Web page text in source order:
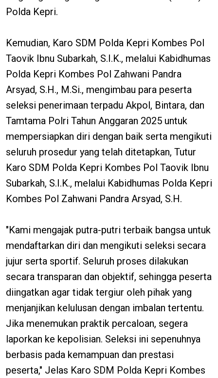
Polda Kepri.
Kemudian, Karo SDM Polda Kepri Kombes Pol
Taovik Ibnu Subarkah, S.I.K., melalui Kabidhumas
Polda Kepri Kombes Pol Zahwani Pandra
Arsyad, S.H., M.Si., mengimbau para peserta
seleksi penerimaan terpadu Akpol, Bintara, dan
Tamtama Polri Tahun Anggaran 2025 untuk
mempersiapkan diri dengan baik serta mengikuti
seluruh prosedur yang telah ditetapkan, Tutur
Karo SDM Polda Kepri Kombes Pol Taovik Ibnu
Subarkah, S.I.K., melalui Kabidhumas Polda Kepri
Kombes Pol Zahwani Pandra Arsyad, S.H.
"Kami mengajak putra-putri terbaik bangsa untuk
mendaftarkan diri dan mengikuti seleksi secara
jujur serta sportif. Seluruh proses dilakukan
secara transparan dan objektif, sehingga peserta
diingatkan agar tidak tergiur oleh pihak yang
menjanjikan kelulusan dengan imbalan tertentu.
Jika menemukan praktik percaloan, segera
laporkan ke kepolisian. Seleksi ini sepenuhnya
berbasis pada kemampuan dan prestasi
peserta," Jelas Karo SDM Polda Kepri Kombes